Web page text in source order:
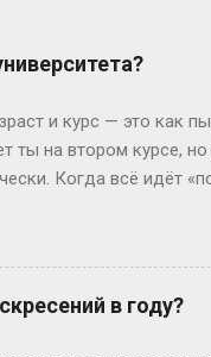
и курс — это как
ты на втором курсе,
Когда всё идёт
отучился
Или Мария из
пока её
обидно: тебе 19, а ты
в году?